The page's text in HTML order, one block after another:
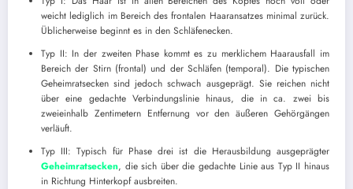
weicht lediglich im Bereich des frontalen Haaransatzes minimal zurück.
Üblicherweise beginnt es in den Schläfenecken.
Typ II: In der zweiten Phase kommt es zu merklichem Haarausfall im
Bereich der Stirn (frontal) und der Schläfen (temporal). Die typischen
Geheimratsecken sind jedoch schwach ausgeprägt. Sie reichen nicht
über eine gedachte Verbindungslinie hinaus, die in ca. zwei bis
zweieinhalb Zentimetern Entfernung vor den äußeren Gehörgängen
verläuft.
Typ III: Typisch für Phase drei ist die Herausbildung ausgeprägter
Geheimratsecken, die sich über die gedachte Linie aus Typ II hinaus
in Richtung Hinterkopf ausbreiten.